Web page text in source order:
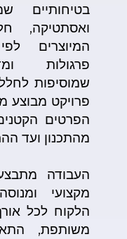
בטיחותיים
ואסתטיקה,
המיוצרים
פרגולות
שמוסיפות לחלל
פרויקט
הפרטים
מהתכנון ועד
העבודה
מקצועי
הלקוח לכל
משותפת,